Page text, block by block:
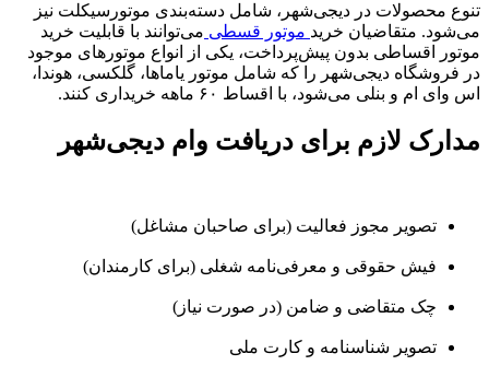
تنوع محصولات در دیجی‌شهر، شامل دسته‌بندی موتورسیکلت نیز
می‌شود. متقاضیان خرید موتور قسطی می‌توانند با قابلیت خرید
موتور اقساطی بدون پیش‌پرداخت، یکی از انواع موتورهای موجود
در فروشگاه دیجی‌شهر را که شامل موتور یاماها، گلکسی، هوندا،
اس وای ام و بنلی می‌شود، با اقساط ۶۰ ماهه خریداری کنند.
مدارک لازم برای دریافت وام دیجی‌شهر
تصویر مجوز فعالیت (برای صاحبان مشاغل)
فیش حقوقی و معرفی‌نامه شغلی (برای کارمندان)
چک متقاضی و ضامن (در صورت نیاز)
تصویر شناسنامه و کارت ملی